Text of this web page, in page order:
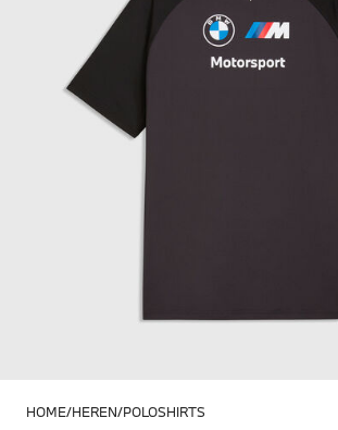
HOME HEREN POLOSHIRTS